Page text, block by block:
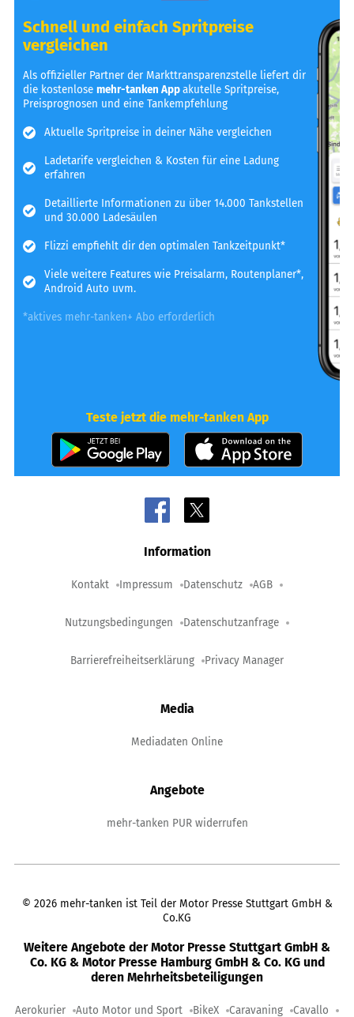
Schnell und einfach Spritpreise
vergleichen
Als offizieller Partner der Markttransparenzstelle liefert dir
die kostenlosemehr-tanken Appakutelle Spritpreise,
Preisprognosen und eine Tankempfehlung
Aktuelle Spritpreise in deiner Nähe vergleichen
Ladetarife vergleichen & Kosten für eine Ladung
erfahren
Detaillierte Informationen zu über 14.000 Tankstellen
und 30.000 Ladesäulen
Flizzi empfiehlt dir den optimalen Tankzeitpunkt*
Viele weitere Features wie Preisalarm, Routenplaner*,
Android Auto uvm.
*aktives mehr-tanken+ Abo erforderlich
Teste jetzt die mehr-tanken App
Information
Kontakt Impressum Datenschutz AGB
Nutzungsbedingungen Datenschutzanfrage
Barrierefreiheitserklärung Privacy Manager
Media
Mediadaten Online
Angebote
mehr-tanken PUR widerrufen
© 2026 mehr-tanken ist Teil der Motor Presse Stuttgart GmbH &
Co.KG
Weitere Angebote der Motor Presse Stuttgart GmbH &
Co. KG & Motor Presse Hamburg GmbH & Co. KG und
deren Mehrheitsbeteiligungen
Aerokurier Auto Motor und Sport BikeX Caravaning Cavallo